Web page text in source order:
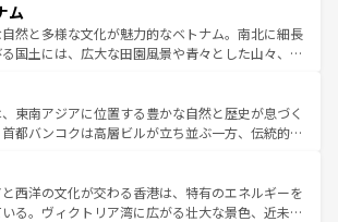
ほしい。
いと評判のスイーツなど、バラエティ豊かな料理
が味わえる。 なお、新着の台湾情報は コンテンツ一覧を参
しい。
に足を延ばせば四季折々の自然美を楽しむことが
そして、キムチや焼肉、絶品のストリートフード
さまざまな韓国料理が待っている。夜には、韓国な
包まれながら、韓国の多彩な魅力を心ゆくまで味
わってみてほしい。 なお、新着の韓国情報はコンテンツ一
してほしい。
ム
然と多様な文化が魅力的なベトナム。南北に細長
る国土には、広大な田園風景や青々とした山々、世
展と共に伝統が息づく。ハノイの古い町並みやホ
市のフランス統治時代の建物も、独特の雰囲気を
ている。また、バラエティの豊かさとおいしさで
ォーやバインミー、ベトナムコーヒーなどは、ぜ
味わいたい。どの地域を訪れてもあたたかい人々
を迎えてくれるので、きっと忘れられない旅にな
東南アジアに位置する豊かな自然と歴史が息づく
都バンコクは高層ビルが立ち並ぶ一方、伝統的な
交差している。北部ではチェンマイなどの山岳地
と触れ合い、南部ではプーケットやクラビの美し
でリゾート気分を楽しむことができる。タイ料理
西洋の文化が交わる香港は、特有のエネルギーを
る。ヴィクトリア湾に広がる壮大な景色、近未来